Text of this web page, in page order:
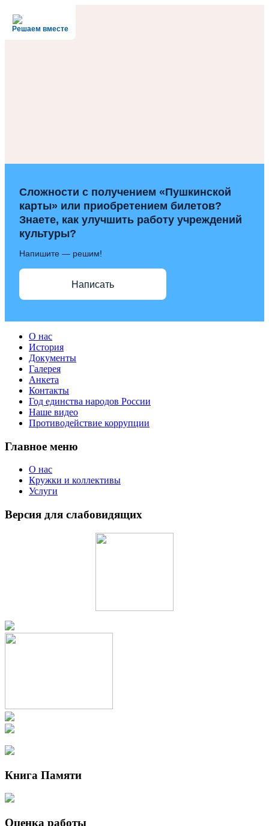
Решаем вместе
Сложности с получением «Пушкинской
карты» или приобретением билетов?
Знаете, как улучшить работу учреждений
культуры?
Напишите — решим!
Написать
О нас
История
Документы
Галерея
Анкета
Контакты
Год единства народов России
Наше видео
Противодействие коррупции
Главное меню
О нас
Кружки и коллективы
Услуги
Версия для слабовидящих
Книга Памяти
Оценка работы